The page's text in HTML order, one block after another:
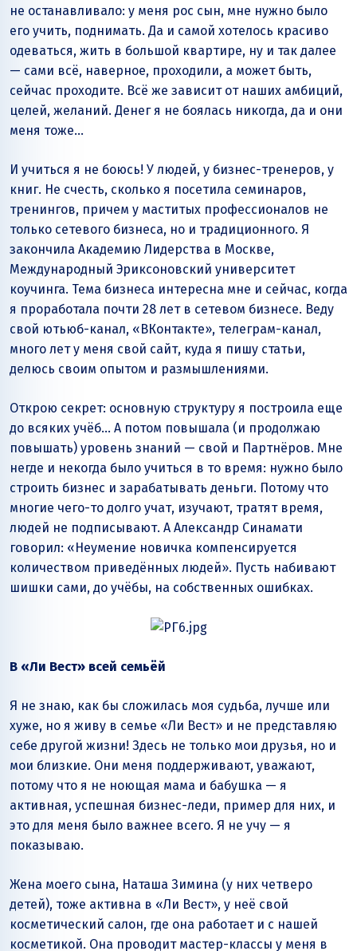
не останавливало: у меня рос сын, мне нужно было
его учить, поднимать. Да и самой хотелось красиво
одеваться, жить в большой квартире, ну и так далее
— сами всё, наверное, проходили, а может быть,
сейчас проходите. Всё же зависит от наших амбиций,
целей, желаний. Денег я не боялась никогда, да и они
меня тоже…
И учиться я не боюсь! У людей, у бизнес-тренеров, у
книг. Не счесть, сколько я посетила семинаров,
тренингов, причем у маститых профессионалов не
только сетевого бизнеса, но и традиционного. Я
закончила Академию Лидерства в Москве,
Международный Эриксоновский университет
коучинга. Тема бизнеса интересна мне и сейчас, когда
я проработала почти 28 лет в сетевом бизнесе. Веду
свой ютьюб-канал, «ВКонтакте», телеграм-канал,
много лет у меня свой сайт, куда я пишу статьи,
делюсь своим опытом и размышлениями.
Открою секрет: основную структуру я построила еще
до всяких учёб… А потом повышала (и продолжаю
повышать) уровень знаний — свой и Партнёров. Мне
негде и некогда было учиться в то время: нужно было
строить бизнес и зарабатывать деньги. Потому что
многие чего-то долго учат, изучают, тратят время,
людей не подписывают. А Александр Синамати
говорил: «Неумение новичка компенсируется
количеством приведённых людей». Пусть набивают
шишки сами, до учёбы, на собственных ошибках.
В «Ли Вест» всей семьёй
Я не знаю, как бы сложилась моя судьба, лучше или
хуже, но я живу в семье «Ли Вест» и не представляю
себе другой жизни! Здесь не только мои друзья, но и
мои близкие. Они меня поддерживают, уважают,
потому что я не ноющая мама и бабушка — я
активная, успешная бизнес-леди, пример для них, и
это для меня было важнее всего. Я не учу — я
показываю.
Жена моего сына, Наташа Зимина (у них четверо
детей), тоже активна в «Ли Вест», у неё свой
косметический салон, где она работает и с нашей
косметикой. Она проводит мастер-классы у меня в